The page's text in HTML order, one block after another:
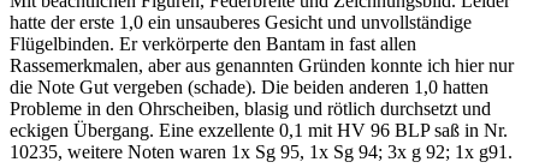
hatte der erste 1,0 ein unsauberes Gesicht und unvollständige
Flügelbinden. Er verkörperte den Bantam in fast allen
Rassemerkmalen, aber aus genannten Gründen konnte ich hier nur
die Note Gut vergeben (schade). Die beiden anderen 1,0 hatten
Probleme in den Ohrscheiben, blasig und rötlich durchsetzt und
eckigen Übergang. Eine exzellente 0,1 mit HV 96 BLP saß in Nr.
10235, weitere Noten waren 1x Sg 95, 1x Sg 94; 3x g 92; 1x g91.